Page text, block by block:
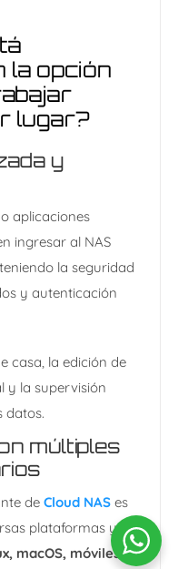
la opción
lugar?
y
aplicaciones
ingresar al NAS
la seguridad
y autenticación
casa, la edición de
y la supervisión
datos.
múltiples
de Cloud NASes
plataformas y
macOS, móviles y